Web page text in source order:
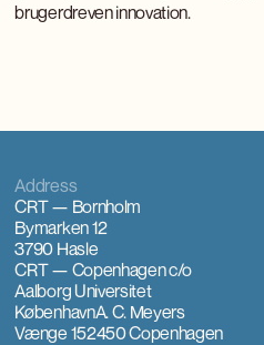
brugerdreven innovation.
Address
CRT — Bornholm
Bymarken 12
3790 Hasle
CRT — Copenhagenc/o
Aalborg Universitet
KøbenhavnA. C. Meyers
Vænge 152450 Copenhagen